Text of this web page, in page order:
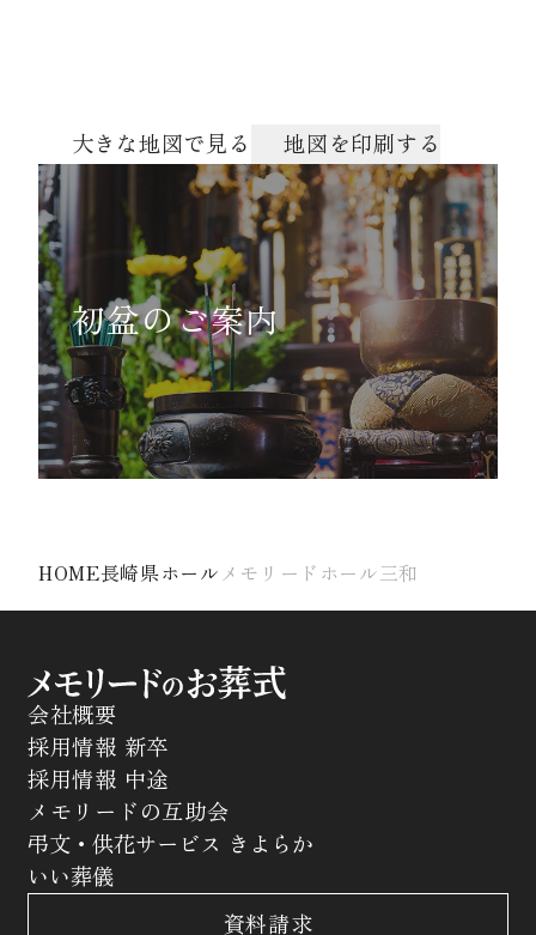
大きな地図で見る 地図を印刷する
初盆のご案内
HOME長崎県ホールメモリードホール三和
会社概要
採用情報 新卒
採用情報 中途
メモリードの互助会
弔文・供花サービス きよらか
いい葬儀
資料請求